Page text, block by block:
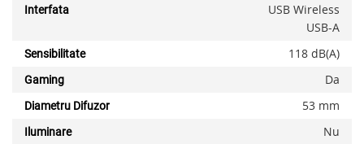
Interfata
USB Wireless
USB-A
Sensibilitate 118 dB(A)
Gaming Da
Diametru Difuzor 53 mm
Iluminare Nu
x